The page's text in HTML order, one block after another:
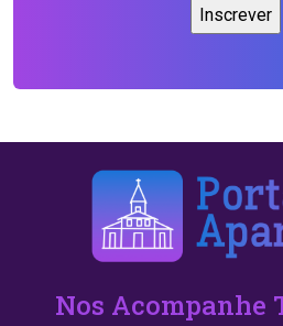
Nos Acompanhe